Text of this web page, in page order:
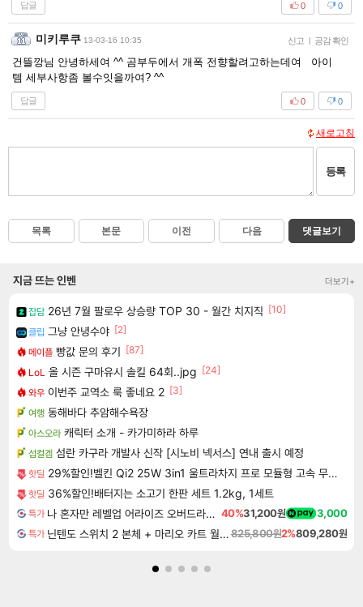
답글 0
0
미키루쿠 13-03-16 10:35 신고 | 공감 확인
건뜰깡님 안녕하세여 ^^ 곰부두에서 개폭 전향할려고하는데여 아이
템 세부사항좀 볼수잇을까여? ^^
답글 0
0
새로고침
등록
목록 본문 이전 다음 댓글보기
지금 뜨는 인벤 더보기+
잡담 26년 7월 팔로우 상승량 TOP 30 - 월간 치지직 [10]
클립 그냥 안녕수야 [2]
메이플 빵값 문의 후기 [87]
LoL 올 시즌 구마유시 솔킬 64회..jpg [24]
와우 이번주 교역소 룩 좋네요 2 [3]
여행 동해바다 추암해수욕장
아스오라 캐릭터 소개 - 카가미하라 하루
섭컬겜 섬란 카구라 개발사 신작 [시노비 넥서스] 연내 출시 예정
핫딜 29%할인!벨킨 Qi2 25W 3in1 울트라차지 프로 모듈형 고속 무선 충전기 WIZ052kr 갤럭시S26 아이폰17 호환
핫딜 36%할인!배터지는 소고기 한판 세트 1.2kg, 1세트
특가 나 혼자만 레벨업 어라이즈 오버드라이브 디럭스 에디션 Solo Leveling Arise Overdrive Deluxe Edition 40%31,200원 3,000
특가 닌텐도 스위치 2 본체 + 마리오 카트 월드 + 포켓몬스터 레전드 ZA 닌텐도 스위치 2 에디션 번들825,800원2%809,280원